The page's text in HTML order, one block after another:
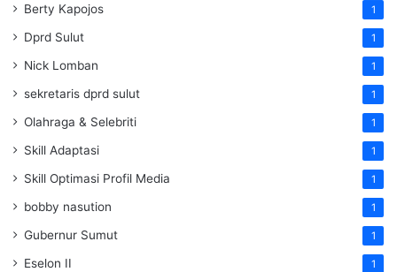
Berty Kapojos 1
Dprd Sulut 1
Nick Lomban 1
sekretaris dprd sulut 1
Olahraga & Selebriti 1
Skill Adaptasi 1
Skill Optimasi Profil Media 1
bobby nasution 1
Gubernur Sumut 1
Eselon II 1